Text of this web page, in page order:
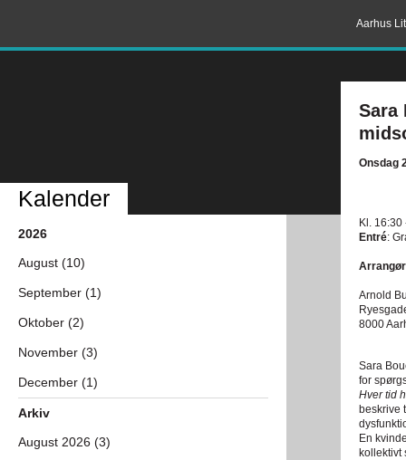
Aarhus
Sara
Onsdag
Kl. 16:30
Entré:
Arnold
8000
Sara
for
Hver tid
beskrive
En
Kalender
2026
August (10)
September (1)
Oktober (2)
November (3)
December (1)
Arkiv
August 2026 (3)